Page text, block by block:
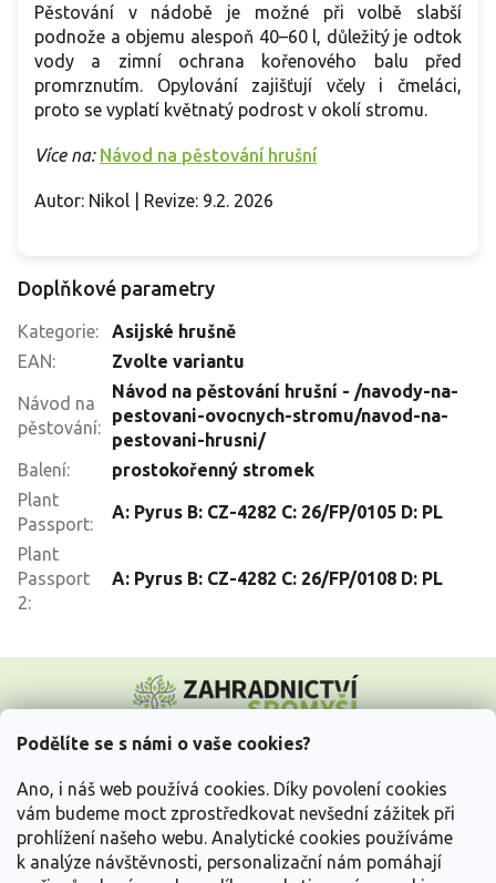
Podělíte se s námi o vaše cookies?
Ano, i náš web používá cookies. Díky povolení cookies
vám budeme moct zprostředkovat nevšední zážitek při
prohlížení našeho webu. Analytické cookies používáme
k analýze návštěvnosti, personalizační nám pomáhají
Pěstování v nádobě je možné při volbě slabší
podnože a objemu alespoň 40–60 l, důležitý je odtok
vody a zimní ochrana kořenového balu před
promrznutím. Opylování zajišťují včely i čmeláci,
proto se vyplatí květnatý podrost v okolí stromu.
Více na: Návod na pěstování hrušní
Autor: Nikol | Revize: 9.2. 2026
Doplňkové parametry
Kategorie:
Asijské hrušně
EAN: Zvolte variantu
Návod na
pěstování:
Návod na pěstování hrušní - /navody-na-
pestovani-ovocnych-stromu/navod-na-
pestovani-hrusni/
Balení:
prostokořenný stromek
Plant
Passport:
A: Pyrus B: CZ-4282 C: 26/FP/0105 D: PL
Plant
Passport
2:
A: Pyrus B: CZ-4282 C: 26/FP/0108 D: PL
p
Vše o nákupu
Informace pro Vás